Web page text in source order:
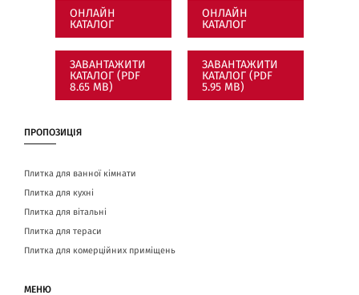
ОНЛАЙН
КАТАЛОГ
ЗАВАНТАЖИТИ
КАТАЛОГ (PDF
8.65 MB)
ОНЛАЙН
КАТАЛОГ
ЗАВАНТАЖИТИ
КАТАЛОГ (PDF
5.95 MB)
ПРОПОЗИЦІЯ
Плитка для ванної кімнати
Плитка для кухні
Плитка для вітальні
Плитка для тераси
Плитка для комерційних приміщень
МЕНЮ